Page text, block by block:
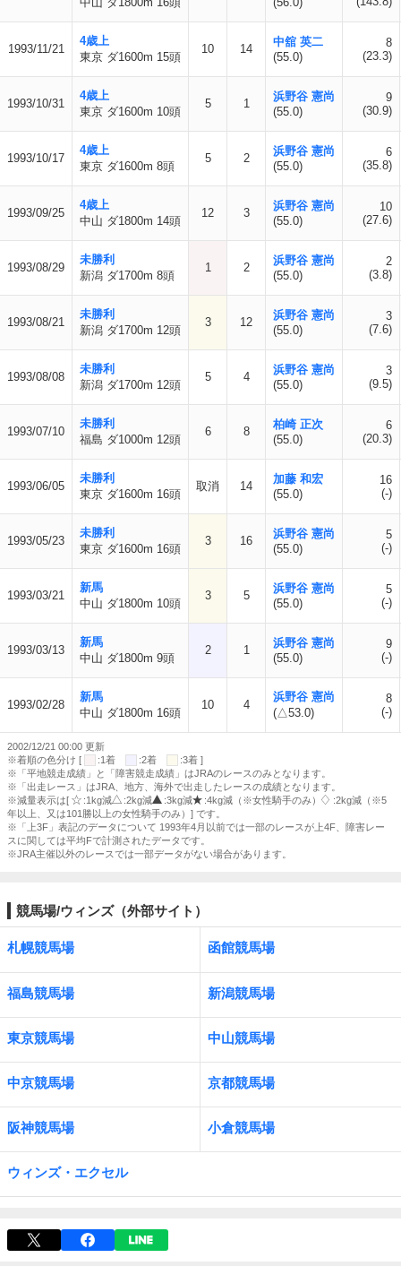
1993/11/21
4歳上
東京 ダ1600m 15頭
10 14
中舘 英二
(55.0)
8
(23.3)
1993/10/31
4歳上
東京 ダ1600m 10頭
5 1
浜野谷 憲尚
(55.0)
9
(30.9)
1993/10/17
4歳上
東京 ダ1600m 8頭
5 2
浜野谷 憲尚
(55.0)
6
(35.8)
1993/09/25
4歳上
中山 ダ1800m 14頭
12 3
浜野谷 憲尚
(55.0)
10
(27.6)
1993/08/29
未勝利
新潟 ダ1700m 8頭
1 2
浜野谷 憲尚
(55.0)
2
(3.8)
1993/08/21
未勝利
新潟 ダ1700m 12頭
3 12
浜野谷 憲尚
(55.0)
3
(7.6)
1993/08/08
未勝利
新潟 ダ1700m 12頭
5 4
浜野谷 憲尚
(55.0)
3
(9.5)
1993/07/10
未勝利
福島 ダ1000m 12頭
6 8
柏崎 正次
(55.0)
6
(20.3)
1993/06/05
未勝利
東京 ダ1600m 16頭
取消 14
加藤 和宏
(55.0)
16
(-)
1993/05/23
未勝利
東京 ダ1600m 16頭
3 16
浜野谷 憲尚
(55.0)
5
(-)
1993/03/21
新馬
中山 ダ1800m 10頭
3 5
浜野谷 憲尚
(55.0)
5
(-)
1993/03/13
新馬
中山 ダ1800m 9頭
2 1
浜野谷 憲尚
(55.0)
9
(-)
1993/02/28
新馬
中山 ダ1800m 16頭
10 4
浜野谷 憲尚
(△53.0)
8
(-)
2002/12/21 00:00 更新
※着順の色分け [
:1着 :2着
:3着 ]
※「平地競走成績」と「障害競走成績」はJRAのレースのみとなります。
※「出走レース」はJRA、地方、海外で出走したレースの成績となります。
※減量表示は[
:1kg減 :2kg減 :3kg減 :4kg減（※女性騎手のみ）
:2kg減（※5
年以上、又は101勝以上の女性騎手のみ）] です。
※「上3F」表記のデータについて 1993年4月以前では一部のレースが上4F、障害レー
スに関しては平均Fで計測されたデータです。
※JRA主催以外のレースでは一部データがない場合があります。
競馬場/ウィンズ（外部サイト）
札幌競馬場 函館競馬場
福島競馬場 新潟競馬場
東京競馬場 中山競馬場
中京競馬場 京都競馬場
阪神競馬場 小倉競馬場
ウィンズ・エクセル